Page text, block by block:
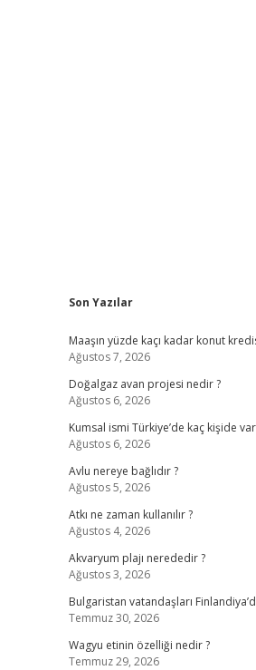
Sidebar
Son Yazılar
Maaşın yüzde kaçı kadar konut
Ağustos 7, 2026
Doğalgaz avan projesi nedir ?
Ağustos 6, 2026
Kumsal ismi Türkiye’de kaç kişide
Ağustos 6, 2026
Avlu nereye bağlıdır ?
Ağustos 5, 2026
Atkı ne zaman kullanılır ?
Ağustos 4, 2026
Akvaryum plajı nerededir ?
Ağustos 3, 2026
Bulgaristan vatandaşları
Temmuz 30, 2026
Wagyu etinin özelliği nedir ?
Temmuz 29, 2026